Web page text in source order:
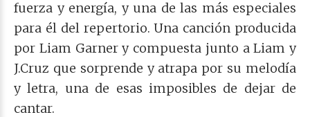
fuerza y energía, y una de las más especiales
para él del repertorio. Una canción producida
por Liam Garner y compuesta junto a Liam y
J.Cruz que sorprende y atrapa por su melodía
y letra, una de esas imposibles de dejar de
cantar.